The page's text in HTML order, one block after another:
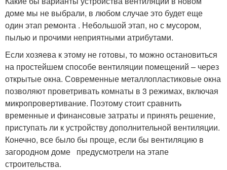
доме мы не выбрали, в любом случае это будет еще
один этап ремонта . Небольшой этап, но с мусором,
пылью и прочими неприятными атрибутами.
Если хозяева к этому не готовы, то можно остановиться
на простейшем способе вентиляции помещений – через
открытые окна. Современные металлопластиковые окна
позволяют проветривать комнаты в 3 режимах, включая
микропровертивание. Поэтому стоит сравнить
временные и финансовые затраты и принять решение,
приступать ли к устройству дополнительной вентиляции.
Конечно, все было бы проще, если бы вентиляцию в
загородном доме предусмотрели на этапе
строительства.